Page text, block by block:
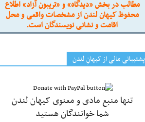
مطالب در بخش «دیدگاه» و «تریبون آزاد» اطلاع
محفوظ کیهان لندن از مشخصات واقعی و محل
اقامت و نشانی نویسندگان است.
پشتیبانی مالی از کیهانِ لندن
تنها منبع مادی و معنوی کیهان لندن
شما خوانندگان هستید